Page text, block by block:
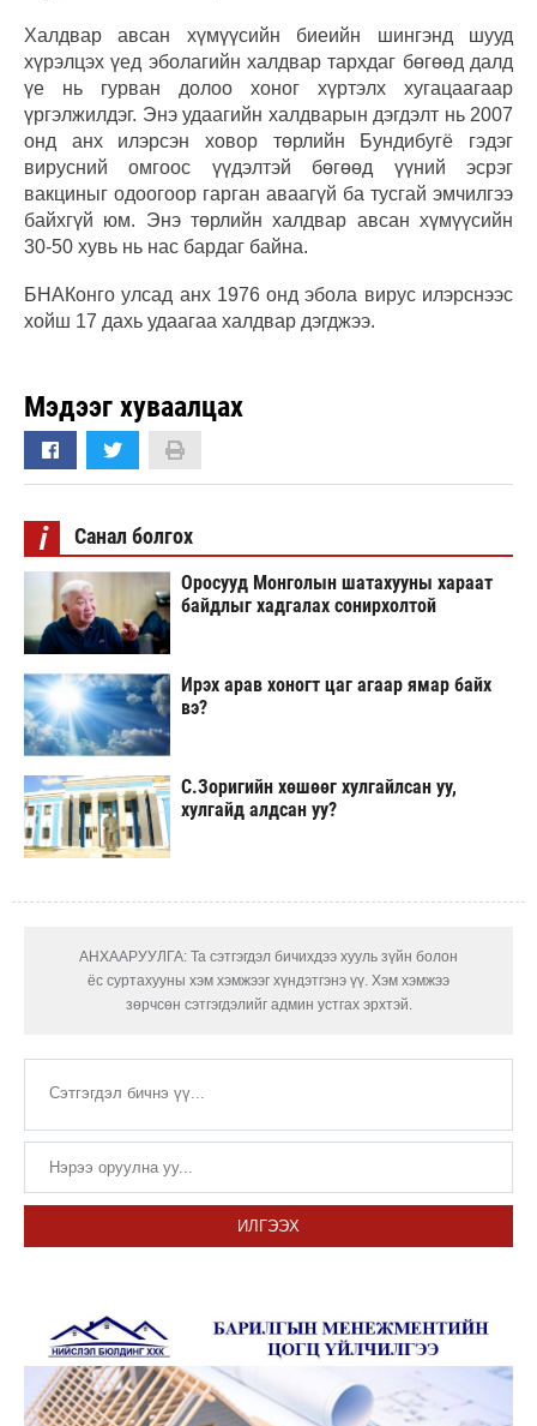
Халдвар авсан хүмүүсийн биеийн шингэнд шууд
хүрэлцэх үед эболагийн халдвар тархдаг бөгөөд далд
үе нь гурван долоо хоног хүртэлх хугацаагаар
үргэлжилдэг. Энэ удаагийн халдварын дэгдэлт нь 2007
онд анх илэрсэн ховор төрлийн Бундибугё гэдэг
вирусний омгоос үүдэлтэй бөгөөд үүний эсрэг
вакциныг одоогоор гарган аваагүй ба тусгай эмчилгээ
байхгүй юм. Энэ төрлийн халдвар авсан хүмүүсийн
30-50 хувь нь нас бардаг байна.
БНАКонго улсад анх 1976 онд эбола вирус илэрснээс
хойш 17 дахь удаагаа халдвар дэгджээ.
Мэдээг хуваалцах
i Санал болгох
Оросууд Монголын шатахууны хараат
байдлыг хадгалах сонирхолтой
Ирэх арав хоногт цаг агаар ямар байх
вэ?
С.Зоригийн хөшөөг хулгайлсан уу,
хулгайд алдсан уу?
АНХААРУУЛГА: Та сэтгэгдэл бичихдээ хууль зүйн болон
ёс суртахууны хэм хэмжээг хүндэтгэнэ үү. Хэм хэмжээ
зөрчсөн сэтгэгдэлийг админ устгах эрхтэй.
ИЛГЭЭХ